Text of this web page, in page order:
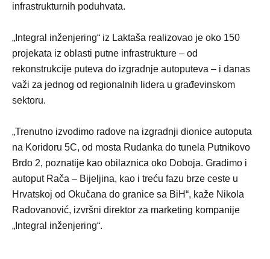
infrastrukturnih poduhvata.
„Integral inženjering“ iz Laktaša realizovao je oko 150
projekata iz oblasti putne infrastrukture – od
rekonstrukcije puteva do izgradnje autoputeva – i danas
važi za jednog od regionalnih lidera u građevinskom
sektoru.
„Trenutno izvodimo radove na izgradnji dionice autoputa
na Koridoru 5C, od mosta Rudanka do tunela Putnikovo
Brdo 2, poznatije kao obilaznica oko Doboja. Gradimo i
autoput Rača – Bijeljina, kao i treću fazu brze ceste u
Hrvatskoj od Okučana do granice sa BiH“, kaže Nikola
Radovanović, izvršni direktor za marketing kompanije
„Integral inženjering“.